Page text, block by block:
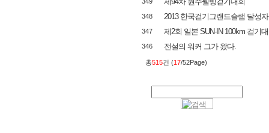
348 2013 한국걷기그랜드슬램 달성
347 제2회 일본 SUN-IN 100km 걷기
346 전설의 워커 그가 왔다.
총515건 (17/52Page)